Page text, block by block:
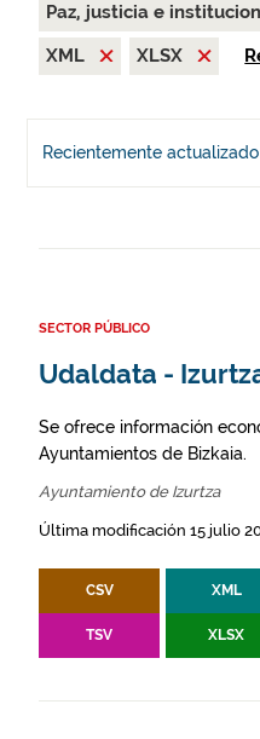
Paz, justicia e
XML
XLSX
Recientemente actualizado
SECTOR PÚBLICO
Udaldata -
Se ofrece información
Ayuntamientos de Bizkaia.
Ayuntamiento de Izurtza
Última modificación 15 julio
CSV XML
TSV XLSX